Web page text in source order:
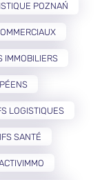
POZNAŃ
IMMOBILIERS
LOGISTIQUES
SANTÉ